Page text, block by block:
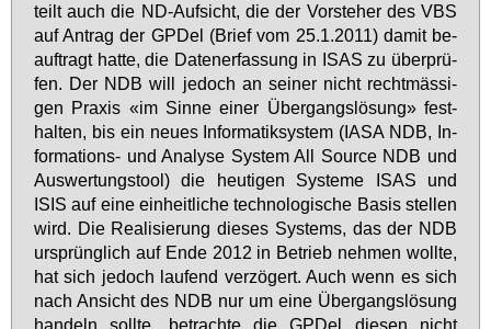
teilt auch die ND-Auf­sicht, die der Vor­ste­her des VBS
auf An­trag der GPDel (Brief vom 25.1.2011) da­mit be­
auf­tragt hat­te, die Da­ten­er­fas­sung in ISAS zu über­prü­
fen. Der NDB will je­doch an sei­ner nicht recht­mäs­si­
gen Pra­xis «im Sin­ne ei­ner Über­gangs­lö­sung» fest­
hal­ten, bis ein neu­es In­for­ma­tik­sys­tem (IASA NDB, In­
for­ma­ti­ons- und Ana­ly­se Sys­tem All Sour­ce NDB und
Aus­wer­tungs­tool) die heu­ti­gen Sys­te­me ISAS und
ISIS auf ei­ne ein­heit­li­che tech­no­lo­gi­sche Ba­sis stel­len
wird. Die Rea­li­sie­rung die­ses Sys­tems, das der NDB
ur­sprüng­lich auf En­de 2012 in Be­trieb neh­men woll­te,
hat sich je­doch lau­fend ver­zö­gert. Auch wenn es sich
nach An­sicht des NDB nur um ei­ne Über­gangs­lö­sung
han­deln soll­te, be­trach­te die GPDel die­sen nicht